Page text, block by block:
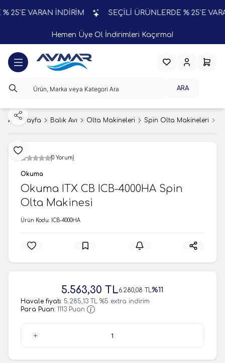
VARAN İNDİRİM SEÇİLİ ÜRÜNLERDE % 25'E VARAN
Hemen Üye Ol İndirimleri Kaçırma!
ARA
FavorilerimHesabım
Ana Sayfa Balık Avı Olta Makineleri Spin Olta Makineleri
Favoriye Ekle
Paylaş
(0 Yorum)
Okuma
Okuma ITX CB ICB-4000HA Spin
Olta Makinesi
Ürün Kodu: ICB-4000HA
6.280,08 TL
5.563,30 TL %11
Havale fiyatı: 5.285,13 TL %5 extra indirim
Para Puan: 1113 Puan